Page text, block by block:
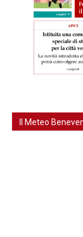
Il Meteo